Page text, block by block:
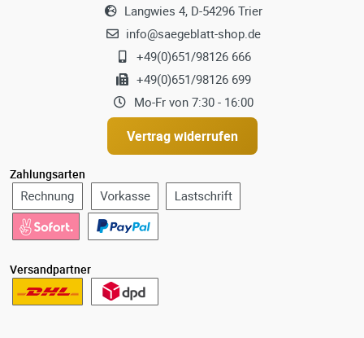
Langwies 4, D-54296 Trier
info@saegeblatt-shop.de
+49(0)651/98126 666
+49(0)651/98126 699
Mo-Fr von 7:30 - 16:00
Vertrag widerrufen
Zahlungsarten
Versandpartner